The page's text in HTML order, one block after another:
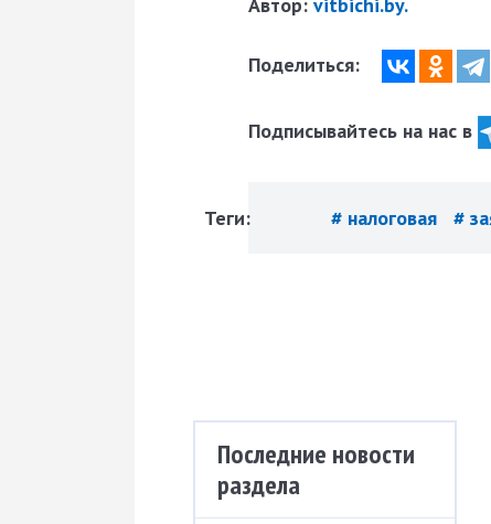
Поделиться:
Подписывайтесь на нас в
Теги: # налоговая #
Последние новости
раздела